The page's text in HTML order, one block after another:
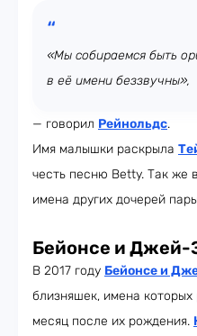
«Мы собираемся быть
в её имени беззвучны»,
— говорил Рейнольдс.
Имя малышки раскрыла
честь песню Betty. Так же
имена других дочерей
Бейонсе и Джей-
В 2017 году Бейонсе и
близняшек, имена
месяц после их рождения.